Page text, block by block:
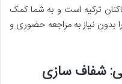
ترکیه است و به شما کمک
بدون نیاز به مراجعه حضوری و
شفاف سازی